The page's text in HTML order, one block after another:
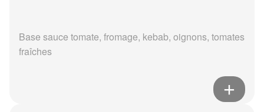
Base sauce tomate, fromage, kebab, oignons, tomates
fraîches